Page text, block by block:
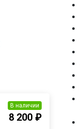
В наличии
8 200 ₽